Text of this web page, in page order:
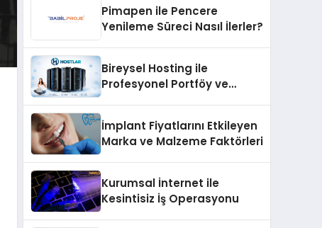
Pimapen ile Pencere
Yenileme Süreci Nasıl İlerler?
Bireysel Hosting ile
Profesyonel Portföy ve
İmplant Fiyatlarını Etkileyen
Marka ve Malzeme Faktörleri
Kurumsal İnternet ile
Kesintisiz İş Operasyonu